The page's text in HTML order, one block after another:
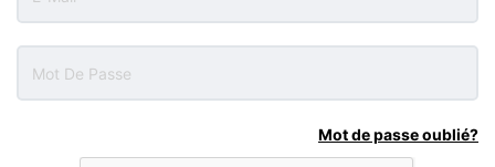
Mot de passe oublié?